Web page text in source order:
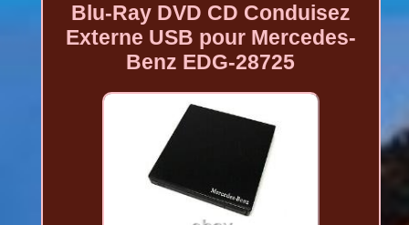
Blu-Ray DVD CD Conduisez
Externe USB pour Mercedes-
Benz EDG-28725